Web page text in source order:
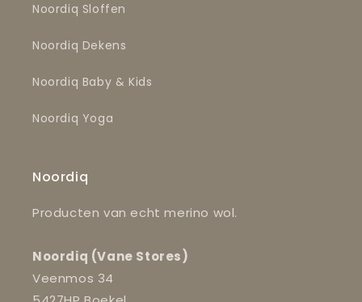
Noordiq Sloffen
Noordiq Dekens
Noordiq Baby & Kids
Noordiq Yoga
Noordiq
Producten van echt merino wol.
Noordiq (Vane Stores)
Veenmos 34